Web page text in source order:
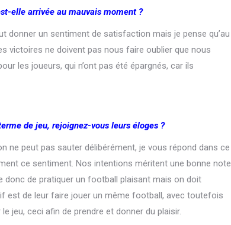
elle arrivée au mauvais moment ?
donner un sentiment de satisfaction mais je pense qu’au
victoires ne doivent pas nous faire oublier que nous
les joueurs, qui n’ont pas été épargnés, car ils
de jeu, rejoignez-vous leurs éloges ?
ne peut pas sauter délibérément, je vous répond dans ce
ce sentiment. Nos intentions méritent une bonne note
donc de pratiquer un football plaisant mais on doit
est de leur faire jouer un même football, avec toutefois
jeu, ceci afin de prendre et donner du plaisir.